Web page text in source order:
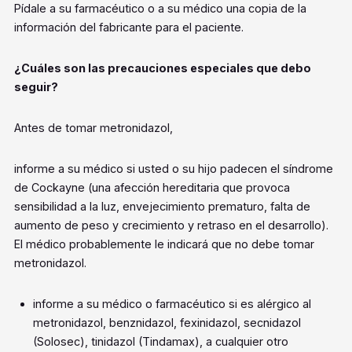
Pídale a su farmacéutico o a su médico una copia de la
información del fabricante para el paciente.
¿Cuáles son las precauciones especiales que debo
seguir?
Antes de tomar metronidazol,
informe a su médico si usted o su hijo padecen el síndrome
de Cockayne (una afección hereditaria que provoca
sensibilidad a la luz, envejecimiento prematuro, falta de
aumento de peso y crecimiento y retraso en el desarrollo).
El médico probablemente le indicará que no debe tomar
metronidazol.
informe a su médico o farmacéutico si es alérgico al
metronidazol, benznidazol, fexinidazol, secnidazol
(Solosec), tinidazol (Tindamax), a cualquier otro